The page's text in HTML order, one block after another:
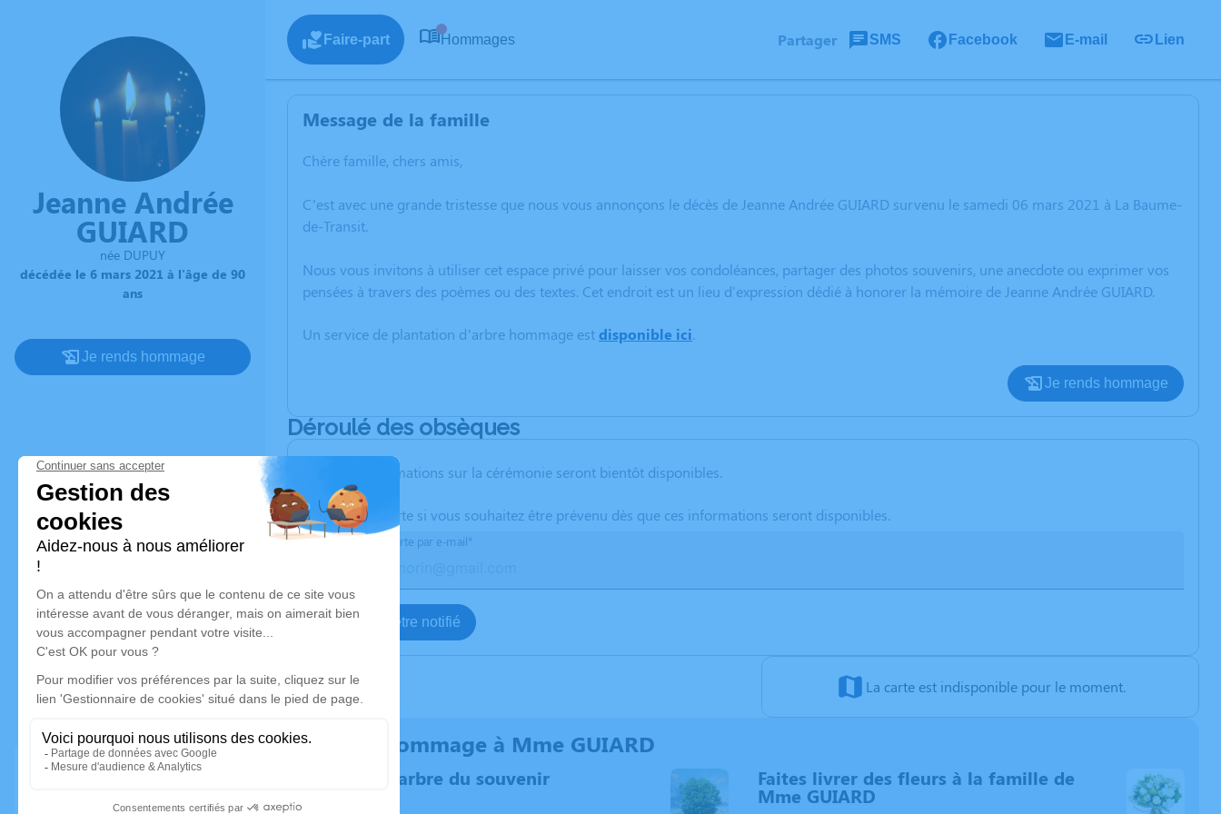
Jeanne Andrée
GUIARD
née DUPUY
décédée le 6 mars 2021 à l'âge de 90
ans
Je rends hommage
Faire-part Hommages Partager SMS Facebook E-mail Lien
Message de la famille
Chère famille, chers amis,
C’est avec une grande tristesse que nous vous annonçons le décès de Jeanne Andrée GUIARD survenu le samedi 06 mars 2021 à La Baume-
de-Transit.
Nous vous invitons à utiliser cet espace privé pour laisser vos condoléances, partager des photos souvenirs, une anecdote ou exprimer vos
pensées à travers des poèmes ou des textes. Cet endroit est un lieu d'expression dédié à honorer la mémoire de Jeanne Andrée GUIARD.
Un service de plantation d’arbre hommage estdisponible ici.
Je rends hommage
Déroulé des obsèques
Les informations sur la cérémonie seront bientôt disponibles.
Activez une alerte si vous souhaitez être prévenu dès que ces informations seront disponibles.
Recevoir une alerte par e-mail*
Je veux être notifié
La carte est indisponible pour le moment.
Rendez hommage à Mme GUIARD
Plantez un arbre du souvenir Faites livrer des fleurs à la famille de
Mme GUIARD